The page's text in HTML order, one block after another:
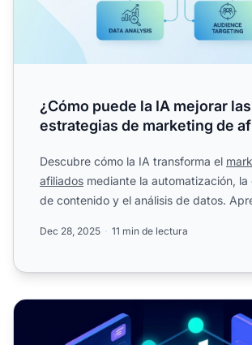
¿Cómo puede la IA mejorar las
estrategias de marketing de
Descubre cómo la IA transforma el
afiliados mediante la automatización, la
de contenido y el análisis de datos.
Dec 28, 2025 11 min de lectura
Los 10 mejores herramientas de IA